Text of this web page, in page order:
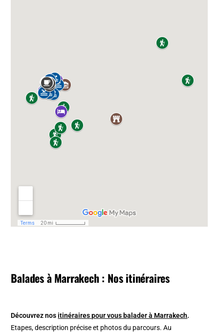
Balades à Marrakech : Nos itinéraires
Découvrez nos itinéraires pour vous balader à Marrakech.
Etapes, description précise et photos du parcours. Au